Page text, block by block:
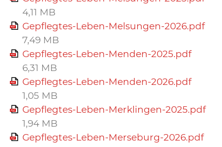
4,11 MB
Gepflegtes-Leben-Melsungen-2026.pdf
7,49 MB
Gepflegtes-Leben-Menden-2025.pdf
6,31 MB
Gepflegtes-Leben-Menden-2026.pdf
1,05 MB
Gepflegtes-Leben-Merklingen-2025.pdf
1,94 MB
Gepflegtes-Leben-Merseburg-2026.pdf